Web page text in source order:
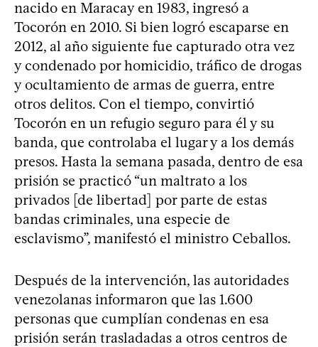
nacido en Maracay en 1983, ingresó a
Tocorón en 2010. Si bien logró escaparse en
2012, al año siguiente fue capturado otra vez
y condenado por homicidio, tráfico de drogas
y ocultamiento de armas de guerra, entre
otros delitos. Con el tiempo, convirtió
Tocorón en un refugio seguro para él y su
banda, que controlaba el lugar y a los demás
presos. Hasta la semana pasada, dentro de esa
prisión se practicó “un maltrato a los
privados [de libertad] por parte de estas
bandas criminales, una especie de
esclavismo”, manifestó el ministro Ceballos.
Después de la intervención, las autoridades
venezolanas informaron que las 1.600
personas que cumplían condenas en esa
prisión serán trasladadas a otros centros de